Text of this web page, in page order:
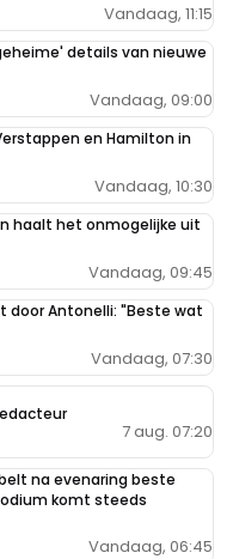
Vandaag, 11:15
details van nieuwe
Vandaag, 09:00
en Hamilton in
Vandaag, 10:30
haalt het onmogelijke uit
Vandaag, 09:45
door Antonelli: "Beste wat
Vandaag, 07:30
7 aug. 07:20
na evenaring beste
komt steeds
Vandaag, 06:45